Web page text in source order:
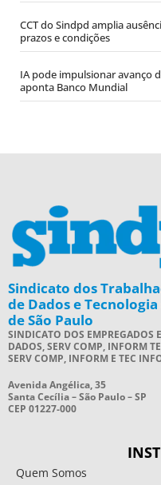
CCT do Sindpd amplia
prazos e condições
IA pode impulsionar avanço
aponta Banco Mundial
Sindicato dos
de Dados e
de São Paulo
SINDICATO DOS EMPREGADOS
DADOS, SERV COMP, INFORM
SERV COMP, INFORM E TEC
Avenida Angélica, 35
Santa Cecília – São Paulo – SP
CEP 01227-000
Quem Somos